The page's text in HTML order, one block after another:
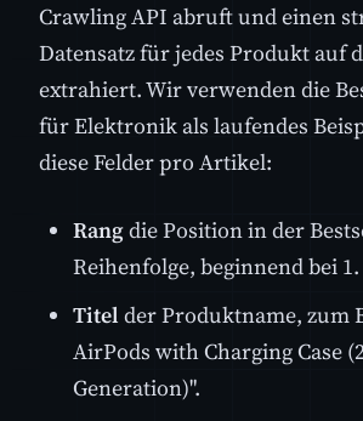
Crawling API abruft und einen
Datensatz für jedes Produkt auf
extrahiert. Wir verwenden die
für Elektronik als laufendes
diese Felder pro Artikel:
Rangdie Position in der
Reihenfolge, beginnend bei 1.
Titel der Produktname, zum
AirPods with Charging Case
Generation)".